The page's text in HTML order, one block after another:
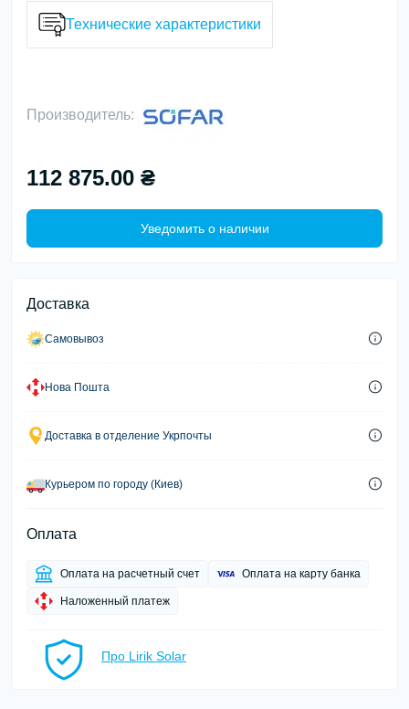
Технические характеристики
Производитель:
112 875.00 ₴
Уведомить о наличии
Доставка
Самовывоз
Нова Пошта
Доставка в отделение Укрпочты
Курьером по городу (Киев)
Оплата
Оплата на расчетный счет Оплата на карту банка
Наложенный платеж
Про Lirik Solar